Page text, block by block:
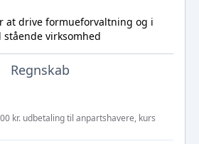
at drive formueforvaltning og i
virksomhed
Regnskab
kr. udbetaling til anpartshavere, kurs